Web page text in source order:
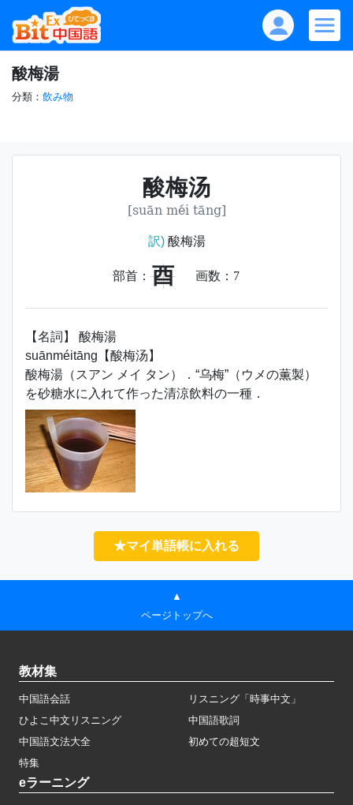
酸梅湯
分類： 飲み物
酸梅汤
[suān méi tāng]
訳)酸梅湯
部首： 酉 画数： 7
【名詞】 酸梅湯
suānméitāng【酸梅汤】
酸梅湯（スアン メイ タン）．“乌梅”（ウメの薫製）
を砂糖水に入れて作った清涼飲料の一種．
★マイ単語帳に入れる
▲
ページトップへ
教材集
中国語会話
リスニング「時事中文」
ひよこ中文リスニング
中国語歌詞
中国語文法大全
初めての超短文
特集
eラーニング